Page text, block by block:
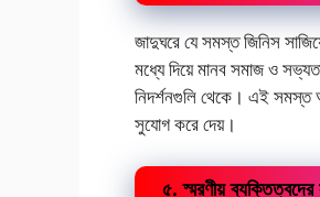
জাদুঘরে যে সমস্ত জিনিস
মধ্যে দিয়ে মানব সমাজ ও
নিদর্শনগুলি থেকে। এই সমস্ত
সুযোগ করে দেয়।
৫. স্মরণীয় ব্যক্তিত্বদের